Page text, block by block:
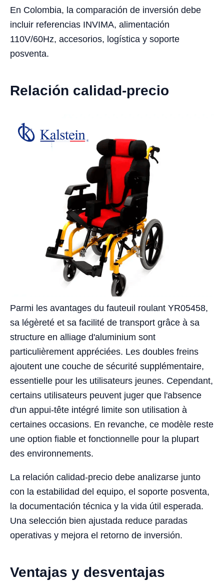
En Colombia, la comparación de inversión debe
incluir referencias INVIMA, alimentación
110V/60Hz, accesorios, logística y soporte
posventa.
Relación calidad-precio
Parmi les avantages du fauteuil roulant YR05458,
sa légèreté et sa facilité de transport grâce à sa
structure en alliage d'aluminium sont
particulièrement appréciées. Les doubles freins
ajoutent une couche de sécurité supplémentaire,
essentielle pour les utilisateurs jeunes. Cependant,
certains utilisateurs peuvent juger que l'absence
d'un appui-tête intégré limite son utilisation à
certaines occasions. En revanche, ce modèle reste
une option fiable et fonctionnelle pour la plupart
des environnements.
La relación calidad-precio debe analizarse junto
con la estabilidad del equipo, el soporte posventa,
la documentación técnica y la vida útil esperada.
Una selección bien ajustada reduce paradas
operativas y mejora el retorno de inversión.
Ventajas y desventajas